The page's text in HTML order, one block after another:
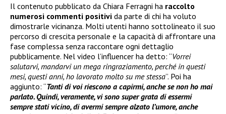
Il contenuto pubblicato da Chiara Ferragni ha raccolto
numerosi commenti positivi da parte di chi ha voluto
dimostrarle vicinanza. Molti utenti hanno sottolineato il suo
percorso di crescita personale e la capacità di affrontare una
fase complessa senza raccontare ogni dettaglio
pubblicamente. Nel video l’influencer ha detto: “Vorrei
salutarvi, mandarvi un mega ringraziamento, perché in questi
mesi, questi anni, ho lavorato molto su me stessa”. Poi ha
aggiunto: “Tanti di voi riescono a capirmi, anche se non ho mai
parlato. Quindi, veramente, vi sono super grata di essermi
sempre stati vicino, di avermi sempre alzato l’umore, anche